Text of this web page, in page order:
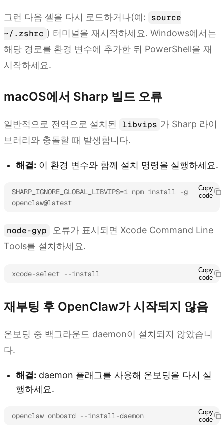
그런 다음 셸을 다시 로드하거나(예:
source
~/.zshrc ) 터미널을 재시작하세요. Windows에서는
해당 경로를 환경 변수에 추가한 뒤 PowerShell을 재
시작하세요.
macOS에서 Sharp 빌드 오류
일반적으로 전역으로 설치된 libvips 가 Sharp 라이
브러리와 충돌할 때 발생합니다.
해결: 이 환경 변수와 함께 설치 명령을 실행하세요.
SHARP_IGNORE_GLOBAL_LIBVIPS=1 npm install -g
openclaw@latest
Copy
code
node-gyp
오류가 표시되면 Xcode Command Line
Tools를 설치하세요.
xcode-select --install
Copy
code
재부팅 후 OpenClaw가 시작되지 않음
온보딩 중 백그라운드 daemon이 설치되지 않았습니
다.
해결: daemon 플래그를 사용해 온보딩을 다시 실
행하세요.
openclaw onboard --install-daemon
Copy
code